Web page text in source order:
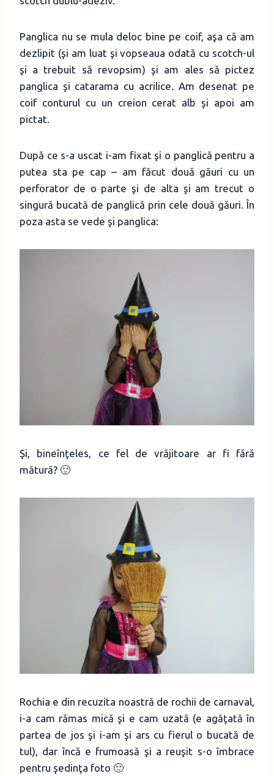
Panglica nu se mula deloc bine pe coif, aşa că am
dezlipit (şi am luat şi vopseaua odată cu scotch-ul
şi a trebuit să revopsim) şi am ales să pictez
panglica şi catarama cu acrilice. Am desenat pe
coif conturul cu un creion cerat alb şi apoi am
pictat.
După ce s-a uscat i-am fixat şi o panglică pentru a
putea sta pe cap – am făcut două găuri cu un
perforator de o parte şi de alta şi am trecut o
singură bucată de panglică prin cele două găuri. În
poza asta se vede şi panglica:
Şi, bineînţeles, ce fel de vrăjitoare ar fi fără
mătură? 🙂
Rochia e din recuzita noastră de rochii de carnaval,
i-a cam rămas mică şi e cam uzată (e agăţată în
partea de jos şi i-am şi ars cu fierul o bucată de
tul), dar încă e frumoasă şi a reuşit s-o îmbrace
pentru şedinţa foto 🙂